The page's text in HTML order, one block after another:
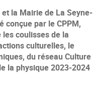
la Mairie de La Seyne-
conçue par le CPPM,
coulisses de la
culturelles, le
du réseau Culture
la physique 2023-2024